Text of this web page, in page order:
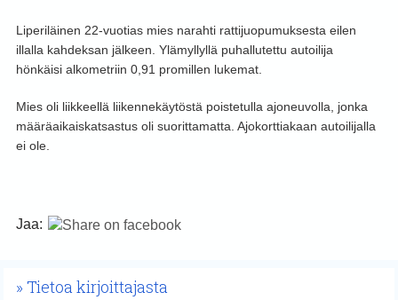
Liperiläinen 22-vuotias mies narahti rattijuopumuksesta eilen
illalla kahdeksan jälkeen. Ylämyllyllä puhallutettu autoilija
hönkäisi alkometriin 0,91 promillen lukemat.
Mies oli liikkeellä liikennekäytöstä poistetulla ajoneuvolla, jonka
määräaikaiskatsastus oli suorittamatta. Ajokorttiakaan autoilijalla
ei ole.
Jaa:
Tietoa kirjoittajasta